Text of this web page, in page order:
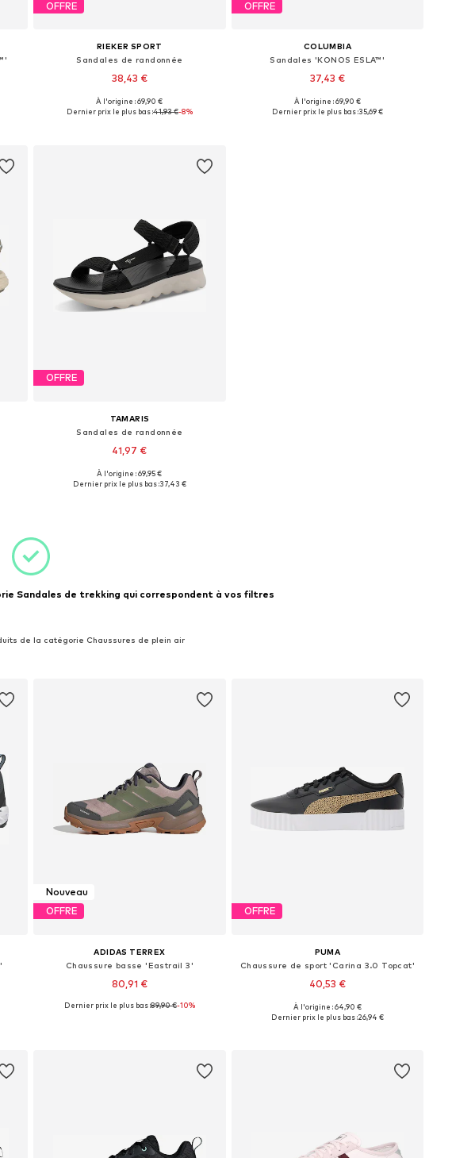
OFFRE
RIEKER SPORT
Sandales de randonnée
38,43 €
Tailles disponibles: 42
À l'origine : 69,90 €
Dernier prix le plus bas :41,93 €-8%
OFFRE
COLUMBIA
Sandales 'KONOS ESLA™'
37,43 €
Tailles disponibles: 40, 41
À l'origine : 69,90 €
Dernier prix le plus bas :35,69 €
OFFRE
TAMARIS
Sandales de randonnée
41,97 €
Tailles disponibles: 37
À l'origine : 69,95 €
Dernier prix le plus bas :37,43 €
Sandales de trekking qui correspondent à vos filtres
de la catégorie Chaussures de plein air
Nouveau
OFFRE
ADIDAS TERREX
Chaussure basse 'Eastrail 3'
80,91 €
Disponible en plusieurs tailles
Dernier prix le plus bas :89,90 €-10%
OFFRE
PUMA
Chaussure de sport 'Carina 3.0 Topcat'
40,53 €
Disponible en plusieurs tailles
À l'origine : 64,90 €
Dernier prix le plus bas :26,94 €